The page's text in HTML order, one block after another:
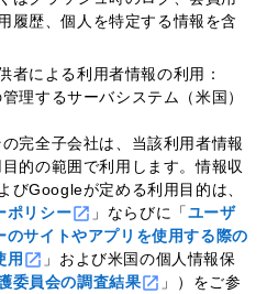
履歴、個人を特定する情報を含
者による利用者情報の利用：
理するサーバシステム（米国）
完全子会社は、当該利用者情報
的の範囲で利用します。情報収
びGoogleが定める利用目的は、
ポリシー 」ならびに「ユーザ
サイトやアプリを使用する際の
用
」および米国の個人情報保
委員会の調査結果
」）をご参